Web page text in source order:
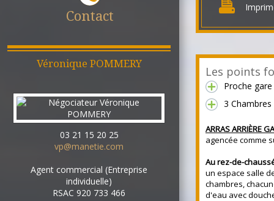
Contact
Véronique POMMERY
03 21 15 20 25
vp@manetie.com
Agent commercial (Entreprise
individuelle)
RSAC 920 733 466
Les points
Proche gare
3 Chambres
ARRAS ARRIÈRE
agencée comme
Au rez-de-
un espace salle
chambres,
d'eau avec